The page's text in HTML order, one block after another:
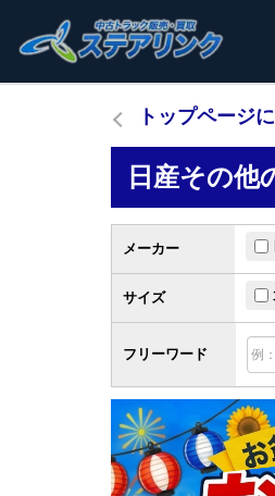
トップページ
日産その他
サイズ
フリーワード
メーカー